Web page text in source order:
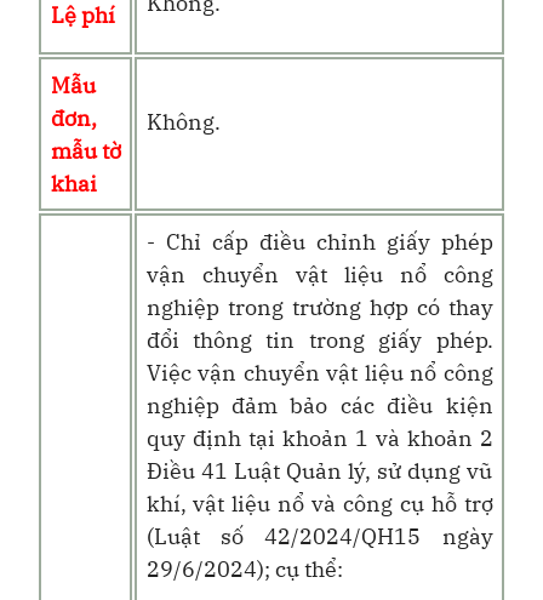
Lệ phí
Mẫu
đơn,
mẫu tờ
khai
Không.
- Chỉ cấp điều chỉnh giấy phép
vận chuyển vật liệu nổ công
nghiệp trong trường hợp có thay
đổi thông tin trong giấy phép.
Việc vận chuyển vật liệu nổ công
nghiệp đảm bảo các điều kiện
quy định tại khoản 1 và khoản 2
Điều 41 Luật Quản lý, sử dụng vũ
khí, vật liệu nổ và công cụ hỗ trợ
(Luật số 42/2024/QH15 ngày
29/6/2024); cụ thể: